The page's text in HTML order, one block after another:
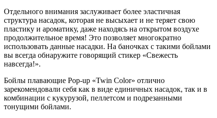
Отдельного внимания заслуживает более эластичная
структура насадок, которая не высыхает и не теряет свою
пластику и ароматику, даже находясь на открытом воздухе
продолжительное время! Это позволяет многократно
использовать данные насадки. На баночках с такими бойлами
вы всегда обнаружите говорящий стикер «Свежесть
навсегда!».
Бойлы плавающие Pop-up «Twin Color» отлично
зарекомендовали себя как в виде единичных насадок, так и в
комбинации с кукурузой, пеллетсом и подрезанными
тонущими бойлами.